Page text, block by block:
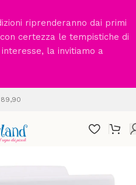
riprenderanno dai primi
certezza le tempistiche di
la invitiamo a